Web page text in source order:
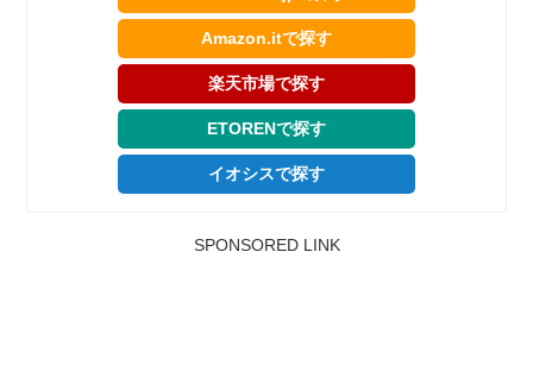
Amazon.itで探す
楽天市場で探す
ETORENで探す
イオシスで探す
SPONSORED LINK